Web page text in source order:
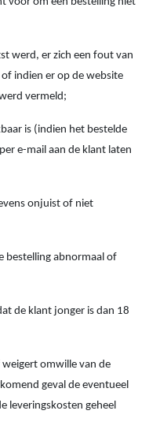
werd, er zich een fout van
indien er op de website
vermeld;
is (indien het bestelde
e-mail aan de klant laten
onjuist of niet
bestelling abnormaal of
de klant jonger is dan 18
omwille van de
geval de eventueel
leveringskosten geheel